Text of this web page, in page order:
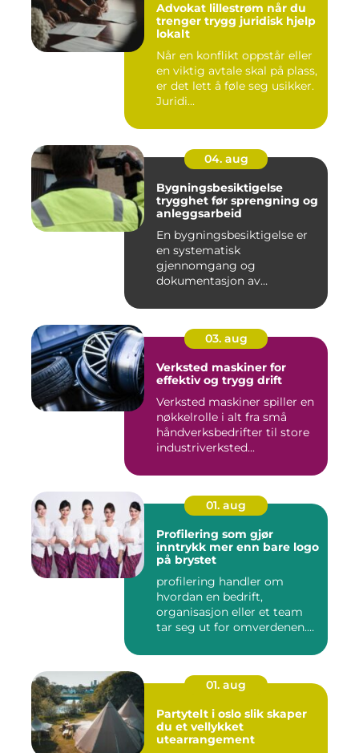
Advokat lillestrøm når du
trenger trygg juridisk hjelp
lokalt
Når en konflikt oppstår eller
en viktig avtale skal på plass,
er det lett å føle seg usikker.
Juridi...
04. aug
Bygningsbesiktigelse
trygghet før sprengning og
anleggsarbeid
En bygningsbesiktigelse er
en systematisk
gjennomgang og
dokumentasjon av
konstruksjone...
03. aug
Verksted maskiner for
effektiv og trygg drift
Verksted maskiner spiller en
nøkkelrolle i alt fra små
håndverksbedrifter til store
industriverksted...
01. aug
Profilering som gjør
inntrykk mer enn bare logo
på brystet
profilering handler om
hvordan en bedrift,
organisasjon eller et team
tar seg ut for omverdenen.
01. aug
Partytelt i oslo slik skaper
du et vellykket
utearrangement